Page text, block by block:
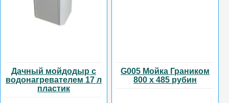
Дачный мойдодыр с
водонагревателем 17 л
пластик
G005 Мойка Граником
800 х 485 рубин